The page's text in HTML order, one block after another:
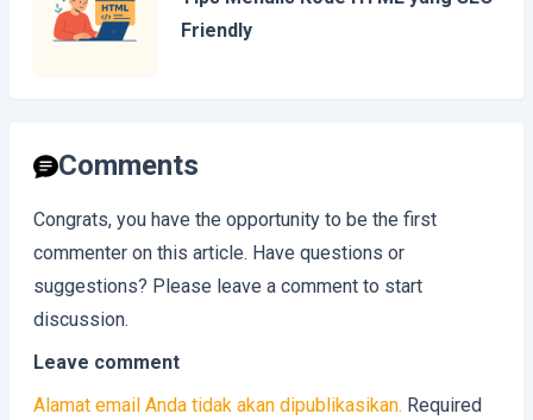
Friendly
Comments
Congrats, you have the opportunity to be the first
commenter on this article. Have questions or
suggestions? Please leave a comment to start
discussion.
Leave comment
Alamat email Anda tidak akan dipublikasikan. Required